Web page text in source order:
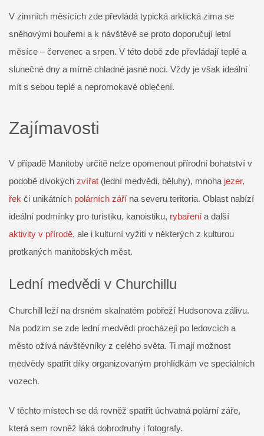
V zimních měsících zde převládá typická arktická zima se
sněhovými bouřemi a k návštěvě se proto doporučují letní
měsíce – červenec a srpen. V této době zde převládají teplé a
slunečné dny a mírně chladné jasné noci. Vždy je však ideální
mít s sebou teplé a nepromokavé oblečení.
Zajímavosti
V případě Manitoby určitě nelze opomenout přírodní bohatství v
podobě divokých zvířat (lední medvědi, běluhy), mnoha jezer,
řek či unikátních polárních září na severu teritoria. Oblast nabízí
ideální podmínky pro turistiku, kanoistiku, rybaření a další
aktivity v přírodě, ale i kulturní vyžití v některých z kulturou
protkaných manitobských měst.
Lední medvědi v Churchillu
Churchill leží na drsném skalnatém pobřeží Hudsonova zálivu.
Na podzim se zde lední medvědi procházejí po ledovcích a
město ožívá návštěvníky z celého světa. Ti mají možnost
medvědy spatřit díky organizovaným prohlídkám ve speciálních
vozech.
V těchto místech se dá rovněž spatřit úchvatná polární záře,
která sem rovněž láká dobrodruhy i fotografy.